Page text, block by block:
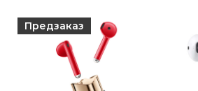
Предзаказ